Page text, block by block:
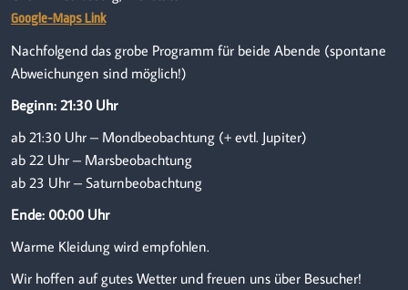
Google-Maps Link
Nachfolgend das grobe Programm für beide Abende (spontane
Abweichungen sind möglich!)
Beginn: 21:30 Uhr
ab 21:30 Uhr – Mondbeobachtung (+ evtl. Jupiter)
ab 22 Uhr – Marsbeobachtung
ab 23 Uhr – Saturnbeobachtung
Ende: 00:00 Uhr
Warme Kleidung wird empfohlen.
Wir hoffen auf gutes Wetter und freuen uns über Besucher!